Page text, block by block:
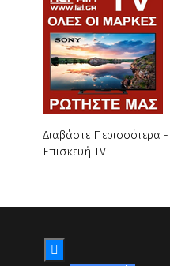
Διαβάστε Περισσότερα -
Επισκευή TV
